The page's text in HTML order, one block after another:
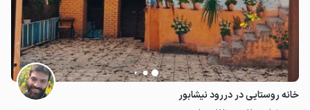
خانه روستایی در دررود نیشابور